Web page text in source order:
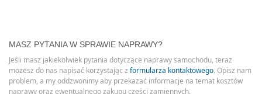
MASZ PYTANIA W SPRAWIE NAPRAWY?
Jeśli masz jakiekolwiek pytania dotyczące naprawy samochodu, teraz
możesz do nas napisać korzystając z formularza kontaktowego. Opisz nam
problem, a my oddzwonimy aby przekazać informacje na temat kosztów
naprawy oraz ewentualnego zakupu części zamiennych.